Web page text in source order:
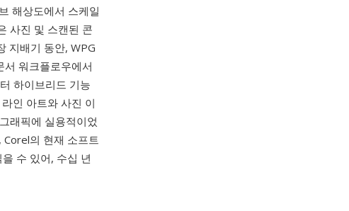
해상도에서 스케일
사진 및 스캔된 콘
지배기 동안, WPG
워크플로우에서
하이브리드 기능
인 아트와 사진 이
래픽에 실용적이었
, Corel의 현재 소프트
수 있어, 수십 년